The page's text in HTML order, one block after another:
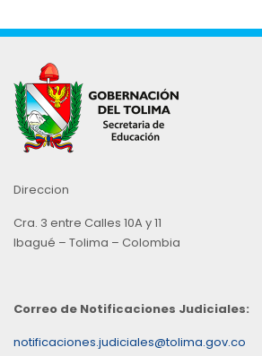
Direccion
Cra. 3 entre Calles 10A y 11
Ibagué – Tolima – Colombia
Correo de Notificaciones Judiciales:
notificaciones.judiciales@tolima.gov.co